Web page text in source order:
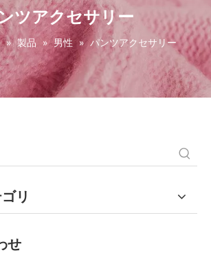
ツアクセサリー
» 製品 » 男性 » パンツアクセサリー
リ
せ